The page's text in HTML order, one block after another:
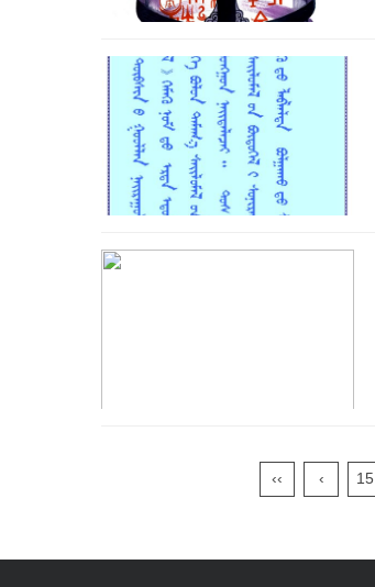
‹‹ ‹ 15